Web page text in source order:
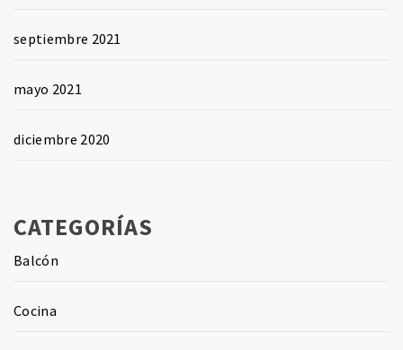
septiembre 2021
mayo 2021
diciembre 2020
CATEGORÍAS
Balcón
Cocina